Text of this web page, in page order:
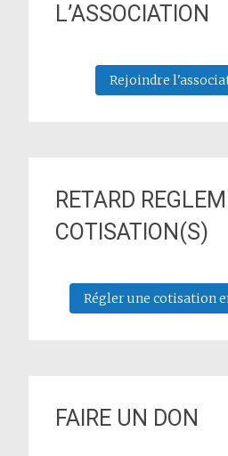
L’ASSOCIATION
Rejoindre
RETARD
COTISATION(S)
Régler une cotisation
FAIRE UN DON